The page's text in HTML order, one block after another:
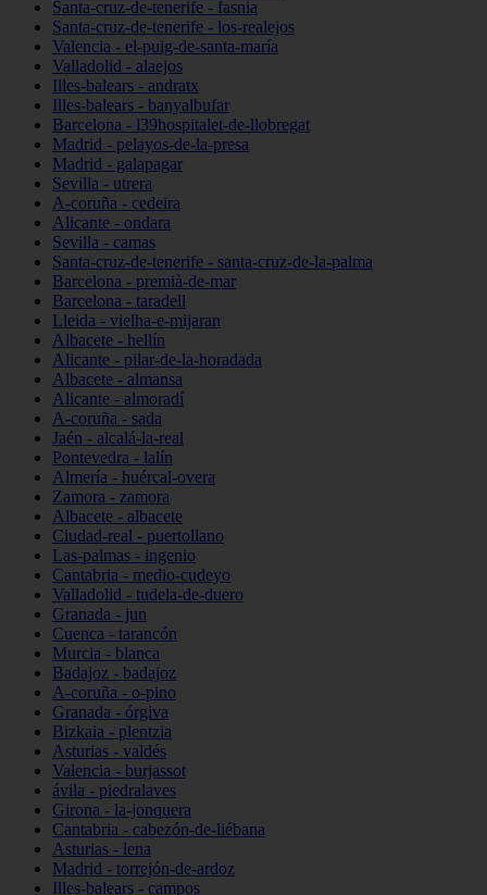
Santa-cruz-de-tenerife - fasnia
Santa-cruz-de-tenerife - los-realejos
Valencia - el-puig-de-santa-maría
Valladolid - alaejos
Illes-balears - andratx
Illes-balears - banyalbufar
Barcelona - l39hospitalet-de-llobregat
Madrid - pelayos-de-la-presa
Madrid - galapagar
Sevilla - utrera
A-coruña - cedeira
Alicante - ondara
Sevilla - camas
Santa-cruz-de-tenerife - santa-cruz-de-la-palma
Barcelona - premià-de-mar
Barcelona - taradell
Lleida - vielha-e-mijaran
Albacete - hellín
Alicante - pilar-de-la-horadada
Albacete - almansa
Alicante - almoradí
A-coruña - sada
Jaén - alcalá-la-real
Pontevedra - lalín
Almería - huércal-overa
Zamora - zamora
Albacete - albacete
Ciudad-real - puertollano
Las-palmas - ingenio
Cantabria - medio-cudeyo
Valladolid - tudela-de-duero
Granada - jun
Cuenca - tarancón
Murcia - blanca
Badajoz - badajoz
A-coruña - o-pino
Granada - órgiva
Bizkaia - plentzia
Asturias - valdés
Valencia - burjassot
ávila - piedralaves
Girona - la-jonquera
Cantabria - cabezón-de-liébana
Asturias - lena
Madrid - torrejón-de-ardoz
Illes-balears - campos